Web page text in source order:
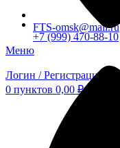
FTS-omsk@mail.ru
Меню
Логин / Регистрация
0 пунктов 0,00 ₽
+7 (999) 470-88-10